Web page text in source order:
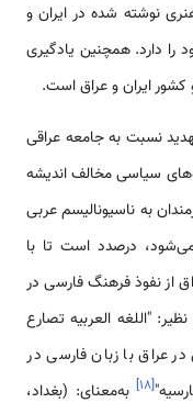
نوشته شده در ایران و
را دارد. همچنین یادگیری
ایران و عراق است.
نسبت به جامعه عراقی
سیاسی مخالف اندیشه
به ناسیونالیسم عربی
می‌شود، درصدد است تا با
از نفوذ فرهنگ فارسی در
"اللغه العربیه تصارع
عراق با زبان فارسی در
[۱۸]به‌معنای: (بغداد،